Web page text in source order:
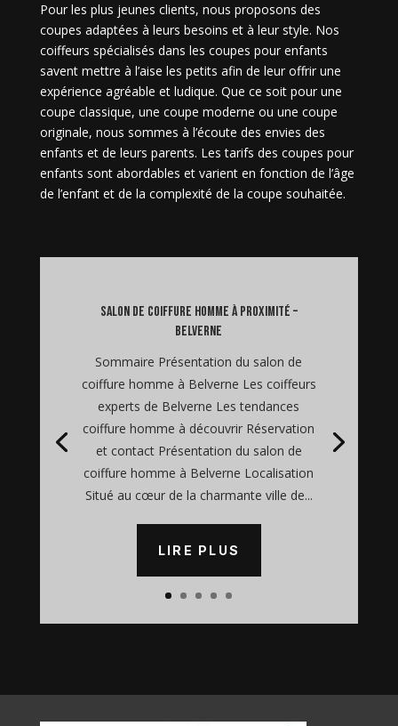
Pour les plus jeunes clients, nous proposons des
coupes adaptées à leurs besoins et à leur style. Nos
coiffeurs spécialisés dans les coupes pour enfants
savent mettre à l’aise les petits afin de leur offrir une
expérience agréable et ludique. Que ce soit pour une
coupe classique, une coupe moderne ou une coupe
originale, nous sommes à l’écoute des envies des
enfants et de leurs parents. Les tarifs des coupes pour
enfants sont abordables et varient en fonction de l’âge
de l’enfant et de la complexité de la coupe souhaitée.
salon de coiffure homme à proximité –
Belverne
Sommaire Présentation du salon de
coiffure homme à Belverne Les coiffeurs
experts de Belverne Les tendances
coiffure homme à découvrir Réservation
et contact Présentation du salon de
coiffure homme à Belverne Localisation
Situé au cœur de la charmante ville de...
LIRE PLUS